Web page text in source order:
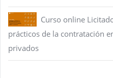
Curso online
prácticos de la contratación
privados